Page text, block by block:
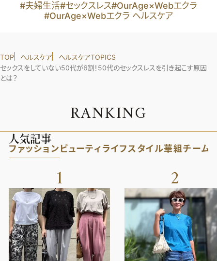
#夫婦生活#セックスレス#OurAge×Webエクラ
#OurAge×Webエクラ ヘルスケア
TOP ヘルスケア
ヘルスケアTOPICS
セックスをしていない50代が6割！50代のセックスレスを引き起こす原因
とは？
RANKING
人気記事
ファッション ビューティライフスタイル華組チーム
1 2